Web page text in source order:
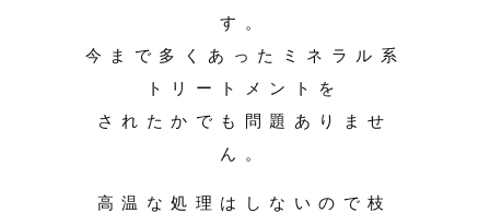
す。
今まで多くあったミネラル系
トリートメントを
されたかでも問題ありませ
ん。
高温な処理はしないので枝